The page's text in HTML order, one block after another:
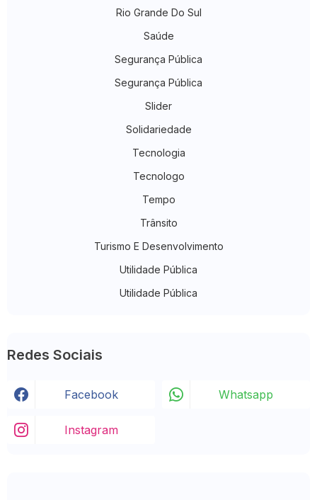
Rio Grande Do Sul
Saúde
Segurança Pública
Segurança Pública
Slider
Solidariedade
Tecnologia
Tecnologo
Tempo
Trânsito
Turismo E Desenvolvimento
Utilidade Pública
Utilidade Pública
Redes Sociais
Facebook Whatsapp
Instagram